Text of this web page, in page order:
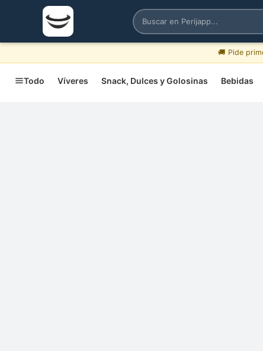
🚚 Pide
Todo Víveres Snack, Dulces y Golosinas Bebidas